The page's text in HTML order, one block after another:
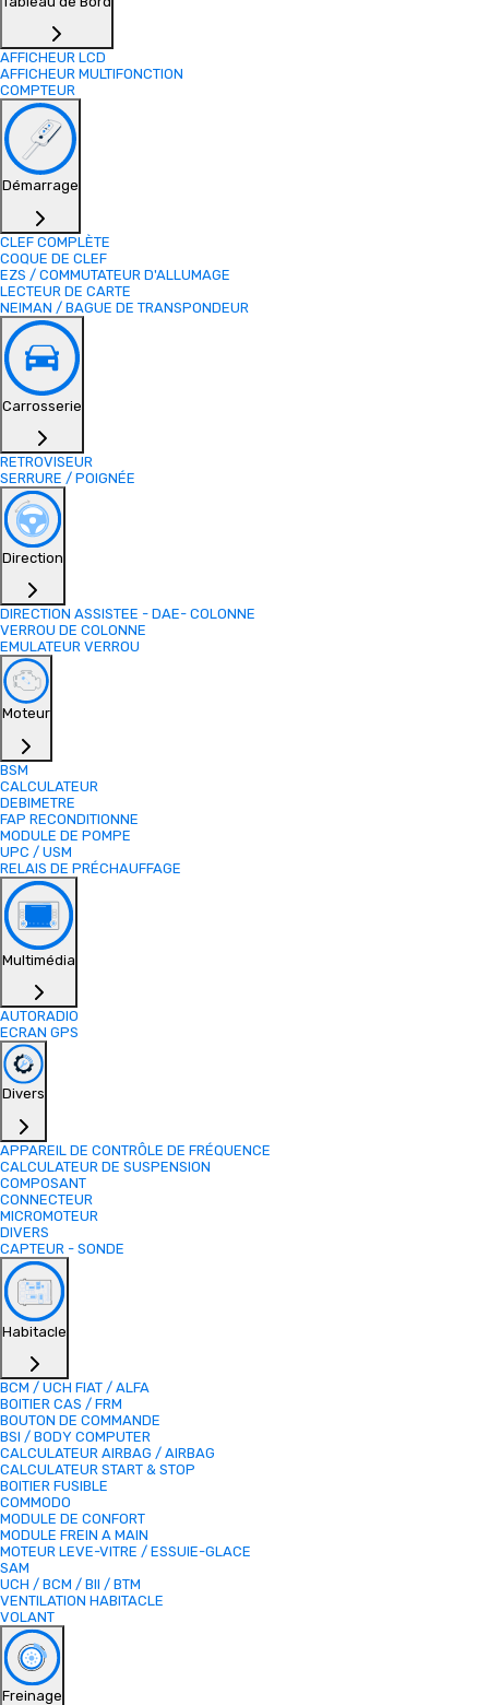
AFFICHEUR LCD
AFFICHEUR MULTIFONCTION
COMPTEUR
Démarrage
CLEF COMPLÈTE
COQUE DE CLEF
EZS / COMMUTATEUR D'ALLUMAGE
LECTEUR DE CARTE
NEIMAN / BAGUE DE TRANSPONDEUR
Carrosserie
RETROVISEUR
SERRURE / POIGNÉE
Direction
DIRECTION ASSISTEE - DAE- COLONNE
VERROU DE COLONNE
EMULATEUR VERROU
Moteur
BSM
CALCULATEUR
DEBIMETRE
FAP RECONDITIONNE
MODULE DE POMPE
UPC / USM
RELAIS DE PRÉCHAUFFAGE
Multimédia
AUTORADIO
ECRAN GPS
Divers
APPAREIL DE CONTRÔLE DE FRÉQUENCE
CALCULATEUR DE SUSPENSION
COMPOSANT
CONNECTEUR
MICROMOTEUR
DIVERS
CAPTEUR - SONDE
Habitacle
BCM / UCH FIAT / ALFA
BOITIER CAS / FRM
BOUTON DE COMMANDE
BSI / BODY COMPUTER
CALCULATEUR AIRBAG / AIRBAG
CALCULATEUR START & STOP
BOITIER FUSIBLE
COMMODO
MODULE DE CONFORT
MODULE FREIN A MAIN
MOTEUR LEVE-VITRE / ESSUIE-GLACE
SAM
UCH / BCM / BII / BTM
VENTILATION HABITACLE
VOLANT
Freinage